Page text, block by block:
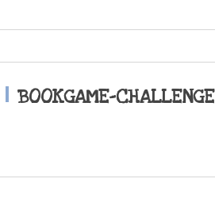
BOOKGAME-CHALLENGE